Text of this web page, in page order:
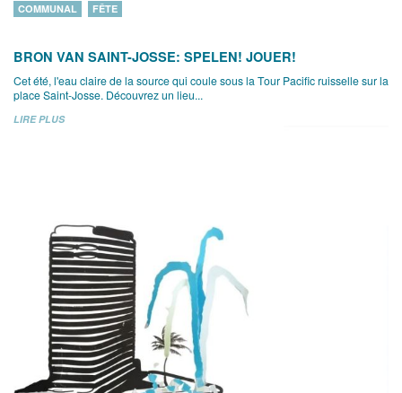
COMMUNAL FÊTE
BRON VAN SAINT-JOSSE: SPELEN! JOUER!
Cet été, l'eau claire de la source qui coule sous la Tour Pacific ruisselle sur la
place Saint-Josse. Découvrez un lieu...
LIRE PLUS